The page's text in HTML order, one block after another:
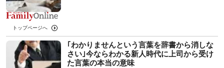
トップページへ
｢わかりませんという言葉を辞書から消しな
さい｣今ならわかる新人時代に上司から受け
た言葉の本当の意味